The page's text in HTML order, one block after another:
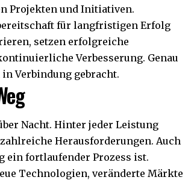
Projekten und Initiativen.
für langfristigen Erfolg
setzen erfolgreiche
Verbesserung. Genau
Verbindung gebracht.
Nacht. Hinter jeder Leistung
Herausforderungen. Auch
ein fortlaufender Prozess ist.
Technologien, veränderte Märkte